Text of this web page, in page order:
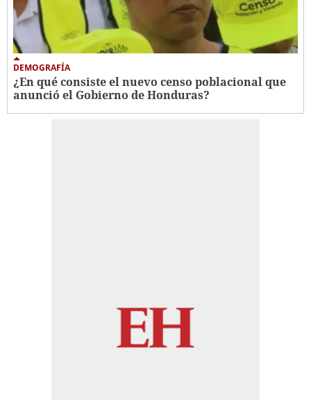
DEMOGRAFÍA
¿En qué consiste el nuevo censo poblacional que
anunció el Gobierno de Honduras?